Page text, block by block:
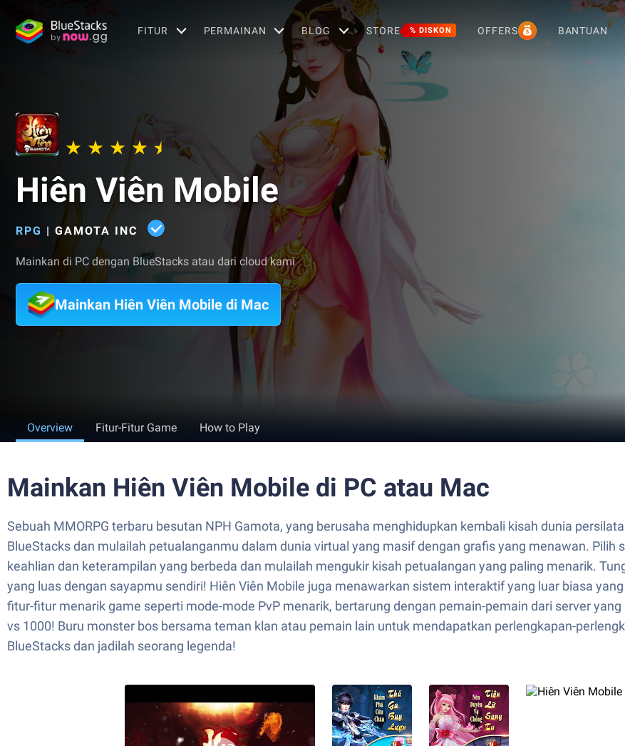
FITUR PERMAINAN BLOG STORE % DISKON OFFERS BANTUAN
Hiên Viên Mobile
RPG | GAMOTA INC
Mainkan di PC dengan BlueStacks atau dari cloud kami
Mainkan Hiên Viên Mobile di Mac
Overview Fitur-Fitur Game How to Play
Mainkan Hiên Viên Mobile di PC atau Mac
Sebuah MMORPG terbaru besutan NPH Gamota, yang berusaha menghidupkan kembali kisah dunia
BlueStacks dan mulailah petualanganmu dalam dunia virtual yang masif dengan grafis yang menawan.
keahlian dan keterampilan yang berbeda dan mulailah mengukir kisah petualangan yang paling menarik.
yang luas dengan sayapmu sendiri! Hiên Viên Mobile juga menawarkan sistem interaktif yang luar biasa
fitur-fitur menarik game seperti mode-mode PvP menarik, bertarung dengan pemain-pemain dari server
vs 1000! Buru monster bos bersama teman klan atau pemain lain untuk mendapatkan perlengkapan-
BlueStacks dan jadilah seorang legenda!